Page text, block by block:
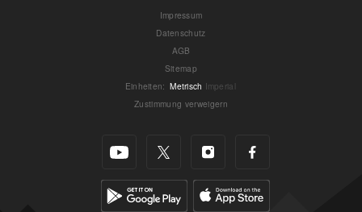
Impressum
Datenschutz
AGB
Sitemap
Einheiten: Metrisch Imperial
Zustimmung verweigern